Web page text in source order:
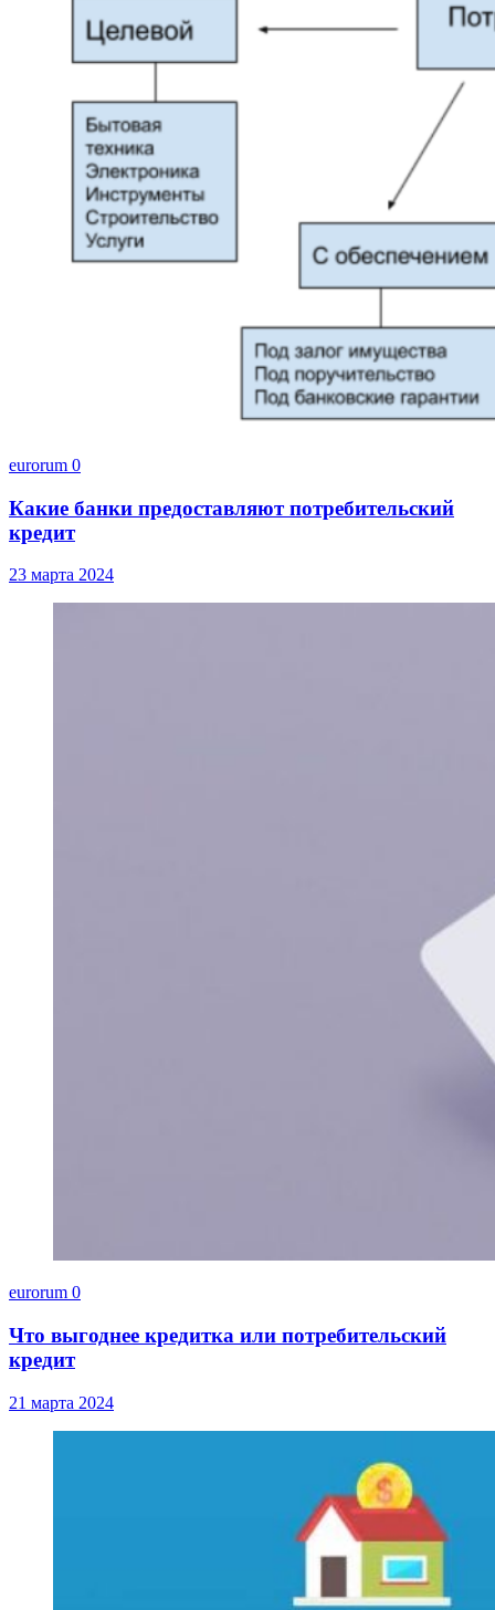
eurorum 0
Какие банки предоставляют потребительский
кредит
23 марта 2024
eurorum 0
Что выгоднее кредитка или потребительский
кредит
21 марта 2024